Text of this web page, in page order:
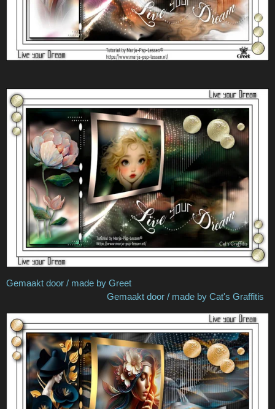
Gemaakt door / made by Greet
Gemaakt door / made by Cat's Graffitis